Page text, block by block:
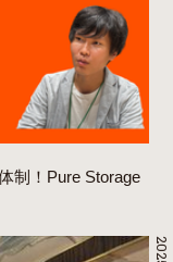
制！Pure Storage